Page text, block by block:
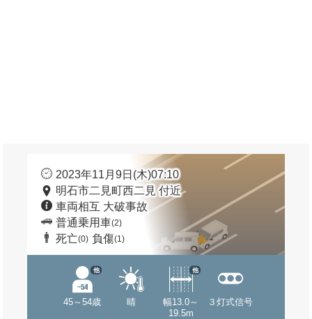
2023年11月9日(木)07:10
明石市二見町西二見 付近
車両相互 大破事故
普通乗用車(2)
死亡(0) 負傷(1)
45～54歳
他
晴
幅13.0～
19.5m
他
３灯式信号